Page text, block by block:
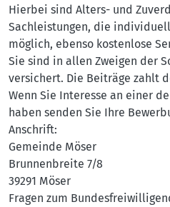
Hierbei sind Alters- und
Sachleistungen, die
möglich, ebenso kostenlose
Sie sind in allen Zweigen der
versichert. Die Beiträge zahlt
Wenn Sie Interesse an einer
haben senden Sie Ihre
Anschrift:
Gemeinde Möser
Brunnenbreite 7/8
39291 Möser
Fragen zum